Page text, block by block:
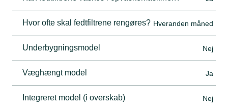
Hvor ofte skal fedtfiltrene rengøres? Hveranden måned
Underbygningsmodel Nej
Væghængt model Ja
Integreret model (i overskab) Nej